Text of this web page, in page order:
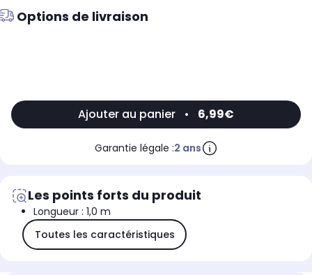
Options de livraison
Ajouter au panier • 6,99€
Garantie légale :2 ans
Les points forts du produit
Longueur : 1,0 m
Toutes les caractéristiques